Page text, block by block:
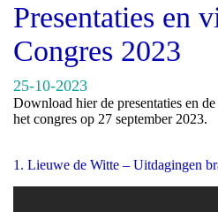
Presentaties en
Congres 2023
25-10-2023
Download hier de presentaties en
het congres op 27 september 2023.
1. Lieuwe de Witte – Uitdagingen